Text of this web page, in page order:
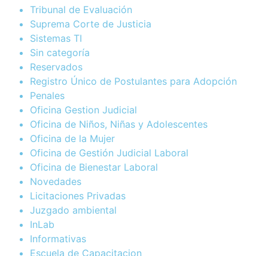
Tribunal de Evaluación
Suprema Corte de Justicia
Sistemas TI
Sin categoría
Reservados
Registro Único de Postulantes para Adopción
Penales
Oficina Gestion Judicial
Oficina de Niños, Niñas y Adolescentes
Oficina de la Mujer
Oficina de Gestión Judicial Laboral
Oficina de Bienestar Laboral
Novedades
Licitaciones Privadas
Juzgado ambiental
InLab
Informativas
Escuela de Capacitacion